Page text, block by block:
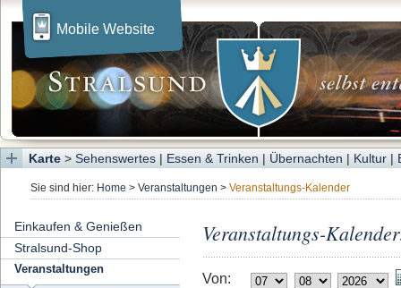
Mobile Website
Karte > Sehenswertes | Essen & Trinken | Übernachten | Kultur |
Sie sind hier: Home > Veranstaltungen > Veranstaltungs-Kalender
Einkaufen & Genießen
Stralsund-Shop
Veranstaltungen
Veranstaltungs-
Von: